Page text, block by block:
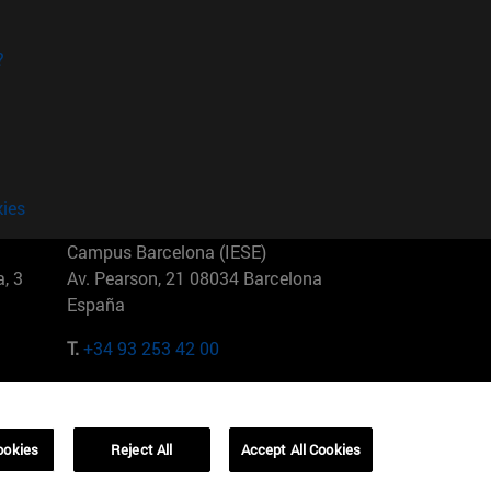
3
Campus Barcelona (IESE)
Av. Pearson, 21 08034 Barcelona
España
T.+34 93 253 42 00
01321001 Bela Vista Brasil
Reject All Accept All Cookies